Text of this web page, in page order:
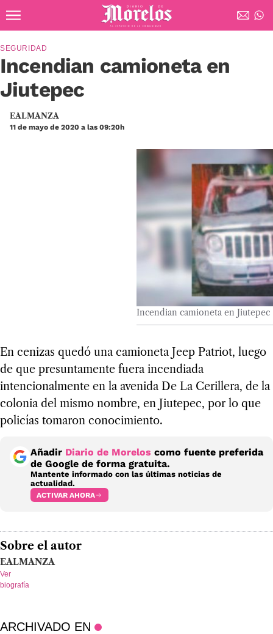
Diario de Morelos
Incendian camioneta en
Jiutepec
SEGURIDAD
EALMANZA
11 de mayo de 2020 a las 09:20h
Incendian camioneta en Jiutepec
En cenizas quedó una camioneta Jeep Patriot, luego
de que presuntamente fuera incendiada
intencionalmente en la avenida De La Cerillera, de la
colonia del mismo nombre, en Jiutepec, por lo que
policías tomaron conocimiento.
Añadir Diario de Morelos como fuente preferida
de Google de forma gratuita.
Mantente informado con las últimas noticias de
actualidad.
ACTIVAR AHORA
Sobre el autor
EALMANZA
Ver
biografía
ARCHIVADO EN